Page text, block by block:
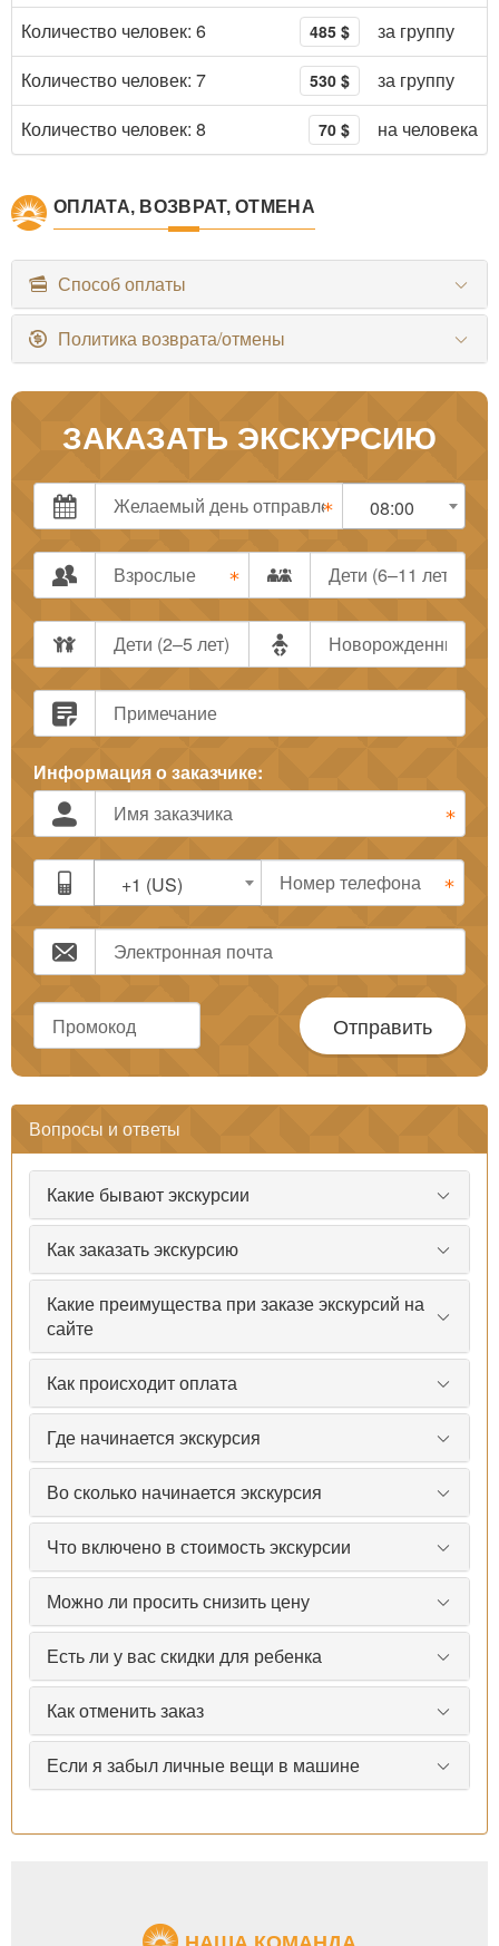
Количество человек: 6
485 $
за группу
Количество человек: 7
530 $
за группу
Количество человек: 8
70 $ на человека
ОПЛАТА, ВОЗВРАТ, ОТМЕНА
Способ оплаты
Политика возврата/отмены
ЗАКАЗАТЬ ЭКСКУРСИЮ
08:00
Информация о заказчике:
+1 (US)
Отправить
Вопросы и ответы
Какие бывают экскурсии
Как заказать экскурсию
Какие преимущества при заказе экскурсий на
сайте
Как происходит оплата
Где начинается экскурсия
Во сколько начинается экскурсия
Что включено в стоимость экскурсии
Можно ли просить снизить цену
Есть ли у вас скидки для ребенка
Как отменить заказ
Если я забыл личные вещи в машине